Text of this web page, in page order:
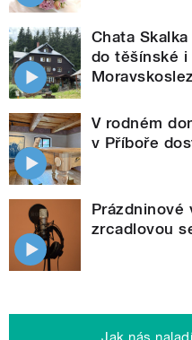
Chata
do těšínské
V rodném
v Příboře
Prázdninové
zrcadlovou